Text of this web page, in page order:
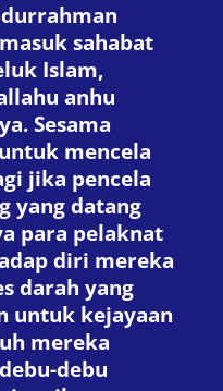
sahabat
Islam,
anhu
Sesama
mencela
jika pencela
yang datang
para pelaknat
diri mereka
darah yang
untuk kejayaan
mereka
debu